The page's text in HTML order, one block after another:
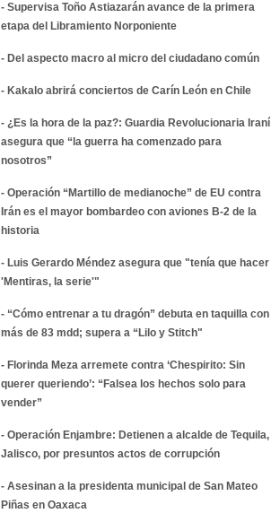
- Supervisa Toño Astiazarán avance de la primera
etapa del Libramiento Norponiente
- Del aspecto macro al micro del ciudadano común
- Kakalo abrirá conciertos de Carín León en Chile
- ¿Es la hora de la paz?: Guardia Revolucionaria Iraní
asegura que “la guerra ha comenzado para
nosotros”
- Operación “Martillo de medianoche” de EU contra
Irán es el mayor bombardeo con aviones B-2 de la
historia
- Luis Gerardo Méndez asegura que "tenía que hacer
'Mentiras, la serie'"
- “Cómo entrenar a tu dragón” debuta en taquilla con
más de 83 mdd; supera a “Lilo y Stitch"
- Florinda Meza arremete contra ‘Chespirito: Sin
querer queriendo’: “Falsea los hechos solo para
vender”
- Operación Enjambre: Detienen a alcalde de Tequila,
Jalisco, por presuntos actos de corrupción
- Asesinan a la presidenta municipal de San Mateo
Piñas en Oaxaca